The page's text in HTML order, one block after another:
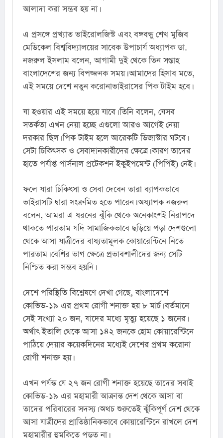
আলাদা করা সম্ভব হয় না।
এ প্রসঙ্গে প্রখ্যাত ভাইরোলজিস্ট এবং বঙ্গবন্ধু শেখ মুজিব
মেডিকেল বিশ্ববিদ্যালয়ের সাবেক উপাচার্য অধ্যাপক ডা.
নজরুল ইসলাম বলেন, আগামী দুই থেকে তিন সপ্তাহ
বাংলাদেশের জন্য বিপজ্জনক সময়। আমাদের হিসাব মতে,
এই সময়ে দেশে নতুন করোনাভাইরাসের পিক টাইম হবে।
যা হওয়ার এই সময়ে হয়ে যাবে। তিনি বলেন, যেসব
সতর্কতা এখন নেয়া হচ্ছে এগুলো আরও আগেই নেয়া
দরকার ছিল। পিক টাইম হলে আরেকটি ডিজাস্টার ঘটবে।
সেটা চিকিৎসক ও সেবাদানকারীদের ক্ষেত্রে। কারণ তাদের
হাতে পর্যাপ্ত পার্সনাল প্রটেকশন ইকুইপমেন্ট (পিপিই) নেই।
ফলে যারা চিকিৎসা ও সেবা দেবেন তারা ব্যাপকভাবে
ভাইরাসটি দ্বারা সংক্রমিত হতে পারেন। অধ্যাপক নজরুল
বলেন, আমরা এ ধরনের ঝুঁকি থেকে অনেকাংশই নিরাপদে
থাকতে পারতাম যদি সামাজিকভাবে ছড়িয়ে পড়া দেশগুলো
থেকে আসা যাত্রীদের বাধ্যতামূলক কোয়ারেন্টিনে নিতে
পারতাম। বেশির ভাগ ক্ষেত্রে প্রভাবশালীদের জন্য সেটি
নিশ্চিত করা সম্ভব হয়নি।
দেশে পরিস্থিতি বিশ্লেষণে দেখা গেছে, বাংলাদেশে
কোভিড-১৯ এর প্রথম রোগী শনাক্ত হয় ৮ মার্চ। বর্তমানে
সেই সংখ্যা ২০ জন, যাদের মধ্যে মৃত্যু হয়েছে ১ জনের।
অর্থাৎ ইতালি থেকে আসা ১৪২ জনকে হোম কোয়ারেন্টিনে
পাঠিয়ে দেয়ার কয়েকদিনের মধ্যেই দেশের প্রথম করোনা
রোগী শনাক্ত হয়।
এখন পর্যন্ত যে ২৭ জন রোগী শনাক্ত হয়েছে তাদের সবাই
কোভিড-১৯ এর মহামারী আক্রান্ত দেশ থেকে আসা বা
তাদের পরিবারের সদস্য। অথচ শুরুতেই ঝুঁকিপূর্ণ দেশ থেকে
আসা যাত্রীদের প্রাতিষ্ঠানিকভাবে কোয়ারেন্টিনে রাখলে দেশ
মহামারীর হুমকিতে পড়ত না।